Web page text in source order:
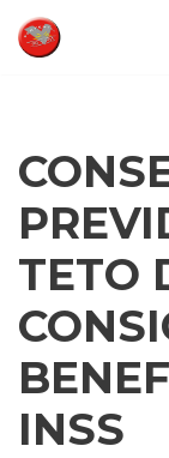
Pular
TETO
INSS